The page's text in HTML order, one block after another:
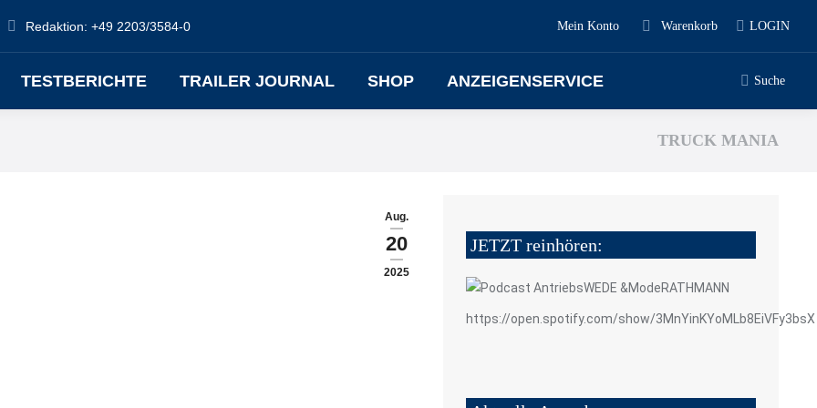
Redaktion: +49 2203/3584-0 Mein Konto Warenkorb LOGIN
TESTBERICHTE TRAILER JOURNAL SHOP ANZEIGENSERVICE Search:
Suche
TRUCK MANIA
Aug.
20
2025
JETZT reinhören:
https://open.spotify.com/show/3MnYinKYoMLb8EiVFy3bsX